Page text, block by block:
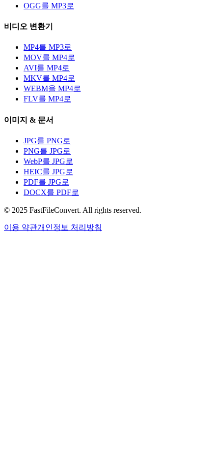
OGG를 MP3로
비디오 변환기
MP4를 MP3로
MOV를 MP4로
AVI를 MP4로
MKV를 MP4로
WEBM을 MP4로
FLV를 MP4로
이미지 & 문서
JPG를 PNG로
PNG를 JPG로
WebP를 JPG로
HEIC를 JPG로
PDF를 JPG로
DOCX를 PDF로
© 2025 FastFileConvert. All rights reserved.
이용 약관개인정보 처리방침